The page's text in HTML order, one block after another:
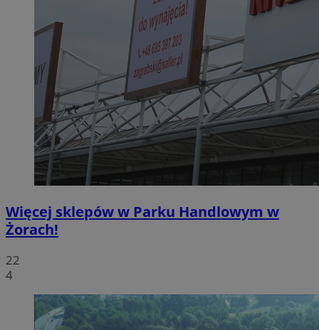
Więcej sklepów w Parku Handlowym w
Żorach!
22
4